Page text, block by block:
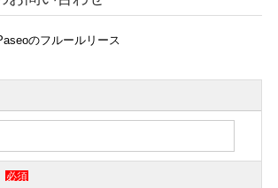
のフルールリース
必須